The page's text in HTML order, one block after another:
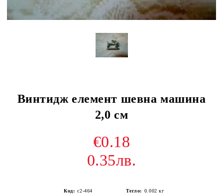
Винтидж елемент шевна машина
2,0 см
€0.18
0.35лв.
Код: с2-464 Тегло: 0.002 кг